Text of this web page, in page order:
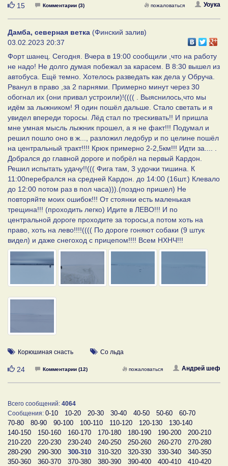
Нравится
15 Комментарии (3) Уоука
пожаловаться
Дамба, северная ветка (Финский залив)
03.02.2023 20:37
Форт шанец. Сегодня. Вчера в 19:00 сообщили ,что на работу
не надо! Не долго думая побежал за карасем. В 8:30 вышел из
автобуса. Ещё темно. Хотелось разведать как дела у Обруча.
Рванул в право ,за 2 парнями. Примерно минут через 30
обогнал их (они привал устроили)!(((( . Выяснилось,что мы
идём за лыжником! Я один пошёл дальше. Стало светать и я
увидел впереди торосы. Лёд стал по трескивать!! И пришла
мне умная мысль лыжник прошел, а я не факт!!! Подумал и
решил пошло оно в ж..., разложил ледобур и по целине пошёл
на центральный тракт!!!! Крюк примерно 2-2,5км!!! Идти за.... .
Добрался до главной дороге и побрёл на первый Кардон.
Решил испытать удачу!!((( Фига там, 3 удочки тишина. К
11:00перебрался на средней Кардон. до 14:00 (16шт.) Клевало
до 12:00 потом раз в пол часа))).(поздно пришел) Не
повторяйте моих ошибок!!! От стоянки есть маленькая
трещина!!! (проходить легко) Идите в ЛЕВО!!! И по
центральной дороге проходите за торосы,а потом хоть на
право, хоть на лево!!!!(((( По дороге гоняют собаки (9 штук
видел) и даже снегоход с прицепом!!!! Всем НХНЧ!!!
Корюшиная снасть Со льда
Нравится
24 Комментарии (12) Андрей шеф
пожаловаться
Всего сообщений: 4064
Сообщения: 0-10 10-20 20-30 30-40 40-50 50-60
60-70
70-80
80-90 90-100 100-110 110-120 120-130
130-140
140-150
150-160 160-170 170-180 180-190 190-200
200-210
210-220
220-230 230-240 240-250 250-260 260-270
270-280
280-290
290-300 300-310 310-320 320-330 330-340
340-350
350-360
360-370 370-380 380-390 390-400 400-410 410-420